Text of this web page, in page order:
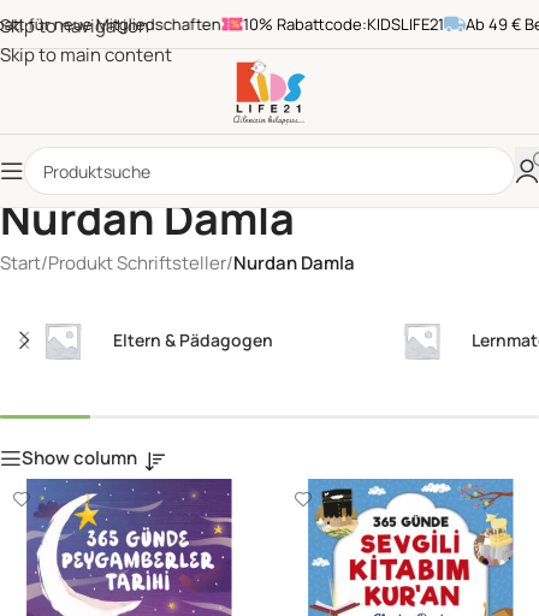
Skip to navigation
Skip to main content
für neue Mitgliedschaften 10% Rabattcode:KIDSLIFE21 Ab 49 €
Nurdan Damla
Start/Produkt Schriftsteller/Nurdan Damla
Eltern & Pädagogen
Show column